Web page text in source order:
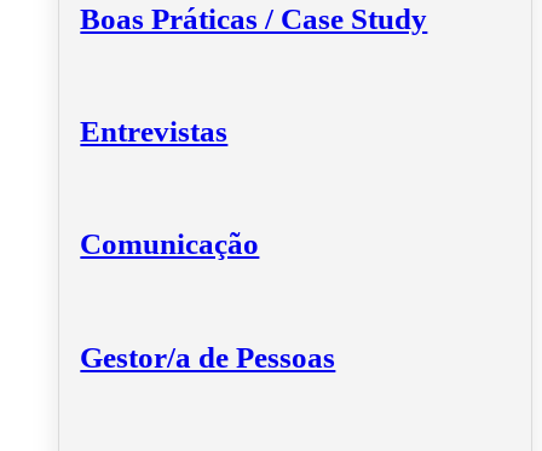
Boas Práticas / Case Study
Entrevistas
Comunicação
Gestor/a de Pessoas